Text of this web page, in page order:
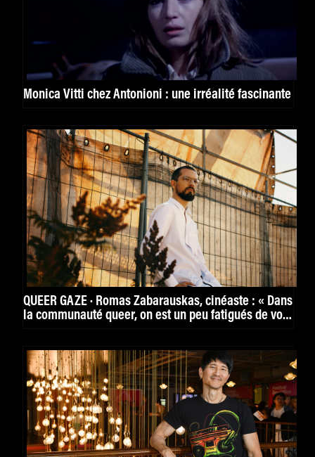
Monica Vitti chez Antonioni : une irréalité fascinante
QUEER GAZE · Romas Zabarauskas, cinéaste : « Dans
la communauté queer, on est un peu fatigués de voir